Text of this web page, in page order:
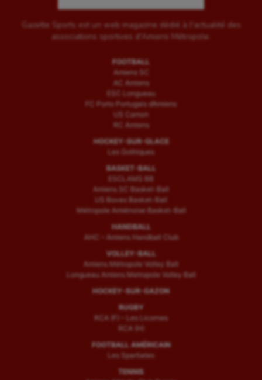
Gazette Sports est un web magazine dédié à l'actualité des
associations sportives d'Amiens Métropole.
FOOTBALL
Amiens SC
AC Amiens
ESC Longueau
FC Porto Portugais d’Amiens
US Camon
RC Amiens
HOCKEY-SUR-GLACE
Les Gothiques
BASKET-BALL
ESCLAMS BB
Amiens SC Basket-Ball
US Boves Basket-Ball
Métropole Amiénoise Basket-Ball
HANDBALL
AHC – Amiens Handball Club
VOLLEY-BALL
Amiens Métropole Volley Ball
Longueau Amiens Metropole Volley Ball
HOCKEY-SUR-GAZON
RUGBY
RCA (F) – Les Licornes
RCA (H)
FOOTBALL AMÉRICAIN
Les Spartiates
TENNIS